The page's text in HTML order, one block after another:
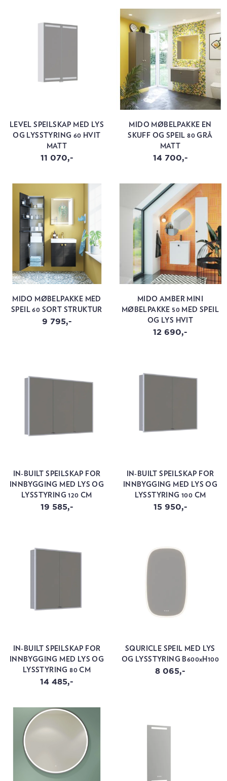
LEVEL SPEILSKAP MED LYS
OG LYSSTYRING 60 HVIT
MATT
11 070,-
MIDO MØBELPAKKE EN
SKUFF OG SPEIL 80 GRÅ
MATT
14 700,-
MIDO MØBELPAKKE MED
SPEIL 60 SORT STRUKTUR
9 795,-
MIDO AMBER MINI
MØBELPAKKE 50 MED SPEIL
OG LYS HVIT
12 690,-
IN-BUILT SPEILSKAP FOR
INNBYGGING MED LYS OG
LYSSTYRING 120 CM
19 585,-
IN-BUILT SPEILSKAP FOR
INNBYGGING MED LYS OG
LYSSTYRING 100 CM
15 950,-
IN-BUILT SPEILSKAP FOR
INNBYGGING MED LYS OG
LYSSTYRING 80 CM
14 485,-
SQURICLE SPEIL MED LYS
OG LYSSTYRING B600xH100
8 065,-